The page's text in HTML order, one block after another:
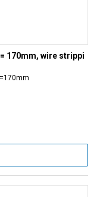
170mm, wire strippi